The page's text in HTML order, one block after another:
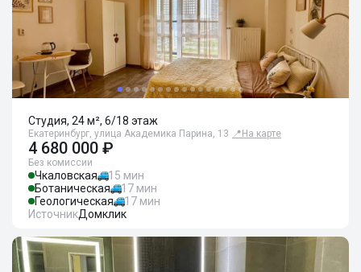
Студия, 24 м², 6/18 этаж
Екатеринбург, улица Академика Парина, 13 📍 На карте
4 680 000 ₽
Без комиссии
Чкаловская
15 мин
Ботаническая
17 мин
Геологическая
17 мин
ИсточникДомклик